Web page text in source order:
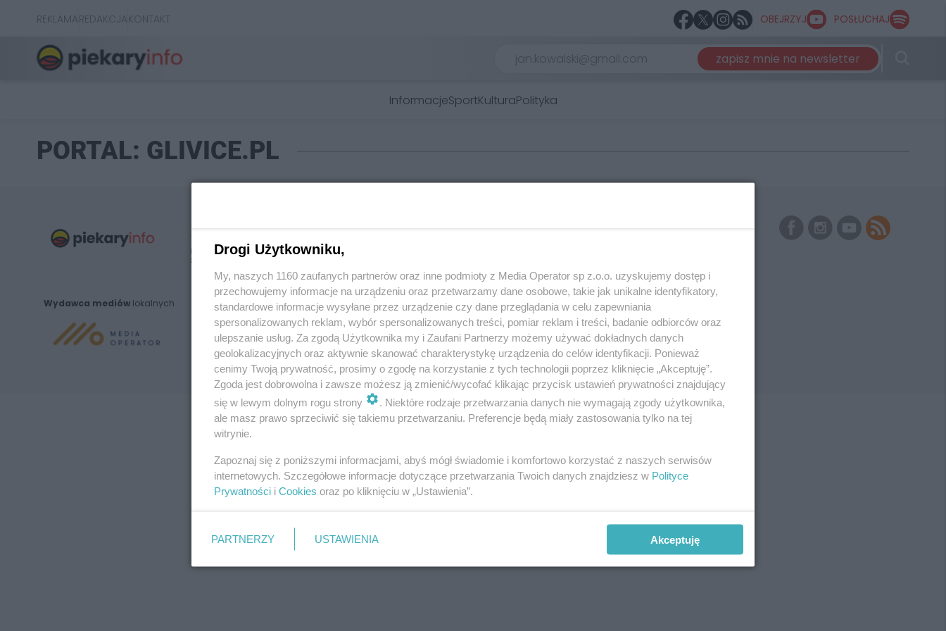
REKLAMAREDAKCJAKONTAKT OBEJRZYJ POSŁUCHAJ
zapisz mnie na newsletter
InformacjeSportKulturaPolityka
PORTAL: GLIVICE.PL
Wydawca mediów lokalnych
Nie zapomnij
zapoznać się z:
Ruda Śląska
Świętochłowice
Tychy
Bytom
Katowice
Gliwice
Zabrze
Zagłębie
Newsletter
Reklama
Drogi Użytkowniku,
My, naszych 1160 zaufanych partnerów oraz inne podmioty z Media Operator sp z.o.o. uzyskujemy dostęp i
przechowujemy informacje na urządzeniu oraz przetwarzamy dane osobowe, takie jak unikalne identyfikatory,
standardowe informacje wysyłane przez urządzenie czy dane przeglądania w celu zapewniania
spersonalizowanych reklam, wybór spersonalizowanych treści, pomiar reklam i treści, badanie odbiorców oraz
ulepszanie usług. Za zgodą Użytkownika my i Zaufani Partnerzy możemy używać dokładnych danych
geolokalizacyjnych oraz aktywnie skanować charakterystykę urządzenia do celów identyfikacji. Ponieważ
cenimy Twoją prywatność, prosimy o zgodę na korzystanie z tych technologii poprzez kliknięcie „Akceptuję”.
Zgoda jest dobrowolna i zawsze możesz ją zmienić/wycofać klikając przycisk ustawień prywatności znajdujący
się w lewym dolnym rogu strony
. Niektóre rodzaje przetwarzania danych nie wymagają zgody użytkownika,
ale masz prawo sprzeciwić się takiemu przetwarzaniu. Preferencje będą miały zastosowania tylko na tej
witrynie.
Zapoznaj się z poniższymi informacjami, abyś mógł świadomie i komfortowo korzystać z naszych serwisów
internetowych. Szczegółowe informacje dotyczące przetwarzania Twoich danych znajdziesz w Polityce
Prywatności i Cookies oraz po kliknięciu w „Ustawienia”.
PARTNERZY USTAWIENIA Akceptuję